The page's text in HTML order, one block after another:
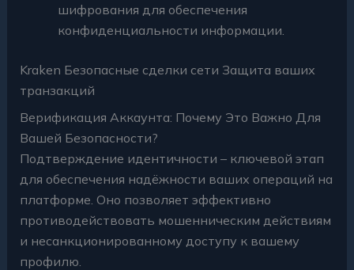
шифрования для обеспечения
конфиденциальности информации.
Kraken Безопасные сделки сети Защита ваших
транзакций
Верификация Аккаунта: Почему Это Важно Для
Вашей Безопасности?
Подтверждение идентичности – ключевой этап
для обеспечения надёжности ваших операций на
платформе. Оно позволяет эффективно
противодействовать мошенническим действиям
и несанкционированному доступу к вашему
профилю.